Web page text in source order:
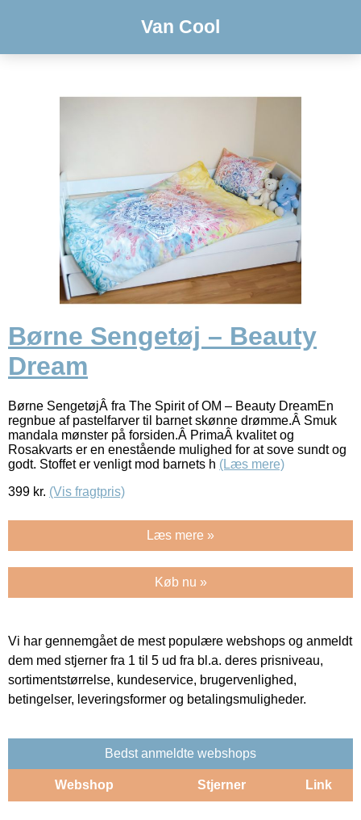
Van Cool
Børne Sengetøj – Beauty
Dream
Børne SengetøjÂ fra The Spirit of OM – Beauty DreamEn
regnbue af pastelfarver til barnet skønne drømme.Â Smuk
mandala mønster på forsiden.Â PrimaÂ kvalitet og
Rosakvarts er en enestående mulighed for at sove sundt og
godt. Stoffet er venligt mod barnets h (Læs mere)
399 kr. (Vis fragtpris)
Læs mere »
Køb nu »
Vi har gennemgået de mest populære webshops og anmeldt
dem med stjerner fra 1 til 5 ud fra bl.a. deres prisniveau,
sortimentstørrelse, kundeservice, brugervenlighed,
betingelser, leveringsformer og betalingsmuligheder.
Bedst anmeldte webshops
Webshop Stjerner Link